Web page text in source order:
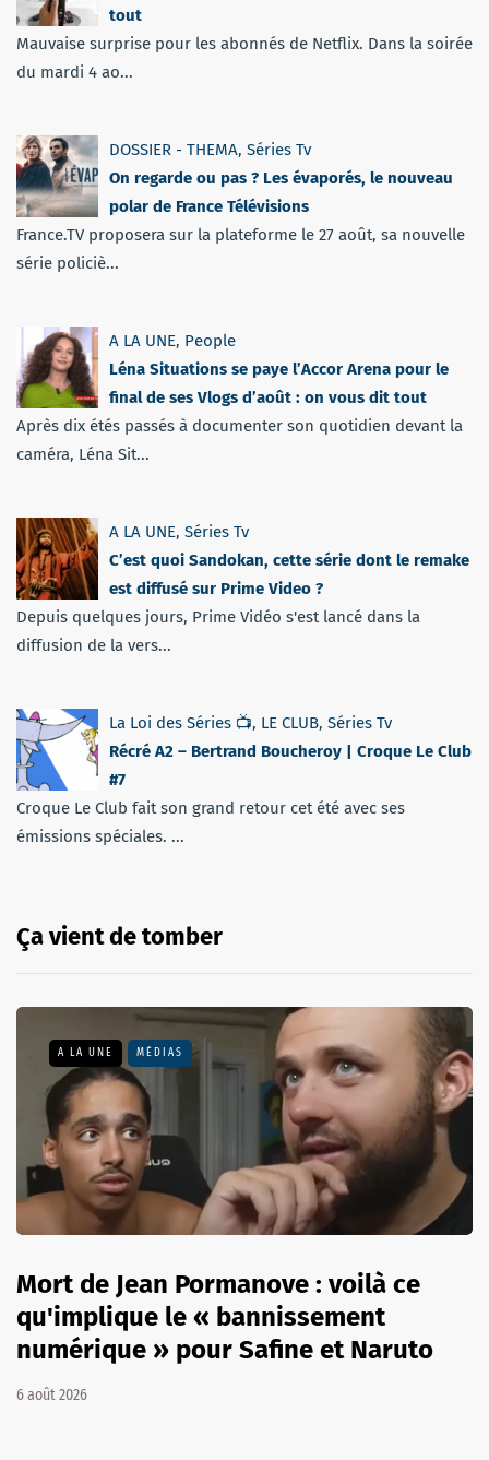
tout
Mauvaise surprise pour les abonnés de Netflix. Dans la soirée
du mardi 4 ao...
DOSSIER - THEMA, Séries Tv
On regarde ou pas ? Les évaporés, le nouveau
polar de France Télévisions
France.TV proposera sur la plateforme le 27 août, sa nouvelle
série policiè...
A LA UNE, People
Léna Situations se paye l’Accor Arena pour le
final de ses Vlogs d’août : on vous dit tout
Après dix étés passés à documenter son quotidien devant la
caméra, Léna Sit...
A LA UNE, Séries Tv
C’est quoi Sandokan, cette série dont le remake
est diffusé sur Prime Video ?
Depuis quelques jours, Prime Vidéo s'est lancé dans la
diffusion de la vers...
La Loi des Séries 📺, LE CLUB, Séries Tv
Récré A2 – Bertrand Boucheroy | Croque Le Club
#7
Croque Le Club fait son grand retour cet été avec ses
émissions spéciales. ...
Ça vient de tomber
A LA UNE MÉDIAS
Mort de Jean Pormanove : voilà ce
qu'implique le « bannissement
numérique » pour Safine et Naruto
6 août 2026